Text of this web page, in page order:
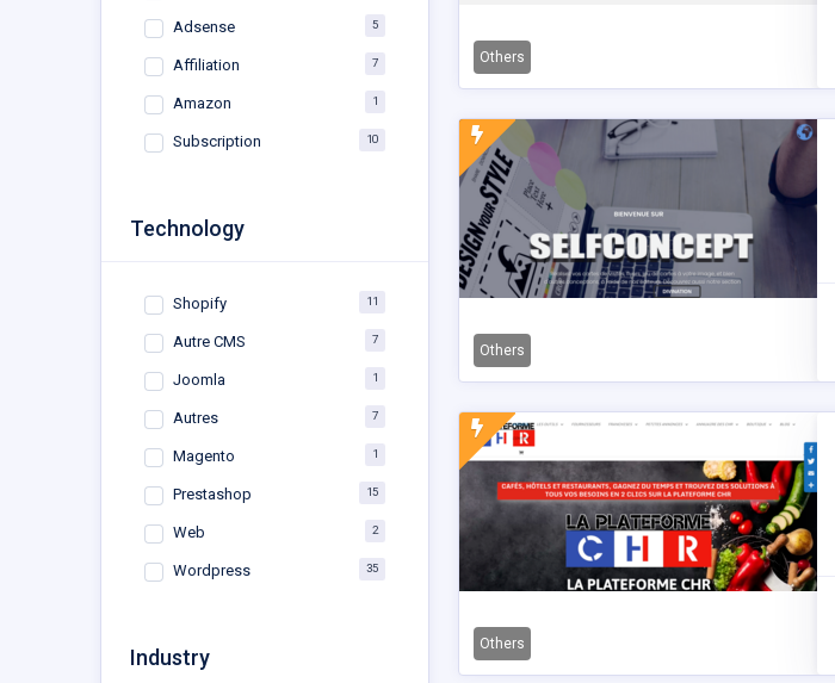
Adsense 5
Affiliation 7
Amazon 1
Subscription 10
Technology
Shopify 11
Autre CMS 7
Joomla 1
Autres 7
Magento 1
Prestashop 15
Web 2
Wordpress 35
Industry
Others
Others
Others